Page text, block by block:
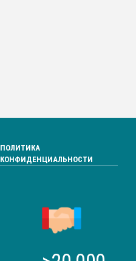
ПОЛИТИКА
КОНФИДЕНЦИАЛЬНОСТИ